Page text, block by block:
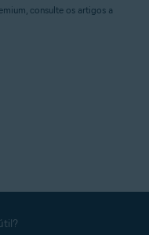
consulte os artigos a